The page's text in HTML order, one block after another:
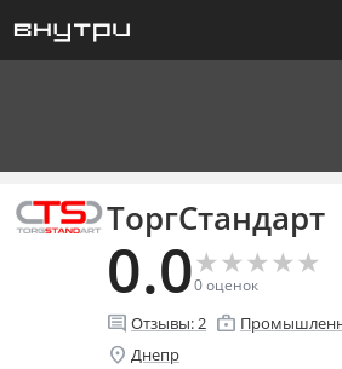
ТоргСтандарт
0.0★
★★
★★
★★
★★
★
0оценок
comment Отзывы:2 enterprise
location_on Днепр